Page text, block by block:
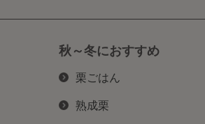
秋～冬におすすめ
栗ごはん
熟成栗